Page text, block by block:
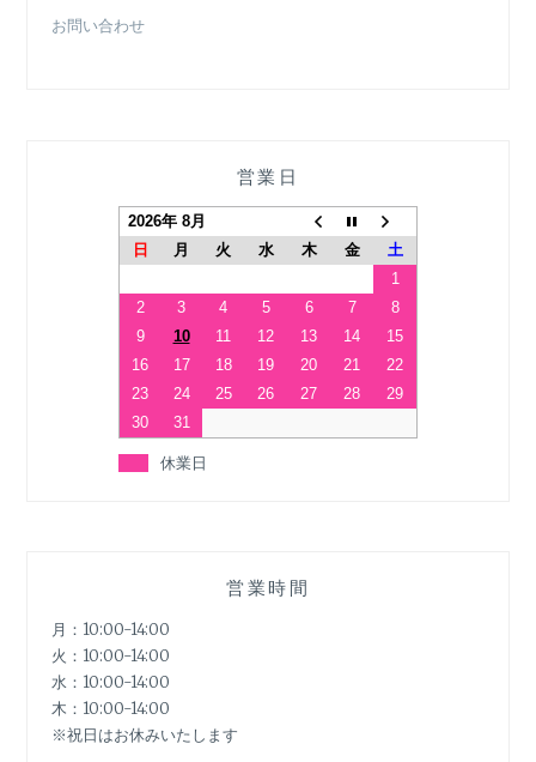
お問い合わせ
営業日
2026年 8月
日
月 火 水 木 金
土
1
2
3 4 5 6 7
8
9
10 11 12 13 14
15
16
17 18 19 20 21
22
23
24 25 26 27 28
29
30
31
休業日
営業時間
月：10:00-14:00
火：10:00-14:00
水：10:00-14:00
木：10:00-14:00
※祝日はお休みいたします